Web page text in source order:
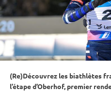
(Re)Découvrez les biathlètes
l’étape d’Oberhof, premier